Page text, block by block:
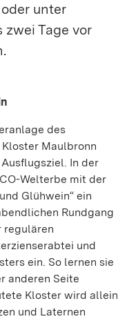
unter
zwei Tage vor
des
Maulbronn
In der
Welterbe mit der
Glühwein“ ein
Rundgang
regulären
und
ein. So lernen sie
anderen Seite
Kloster wird allein
und Laternen